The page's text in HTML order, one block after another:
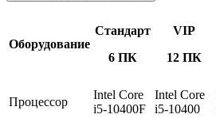
Оборудование
Стандарт
6 ПК
VIP
12 ПК
Процессор
Intel Core
i5-10400F
Intel Core
i5-10400